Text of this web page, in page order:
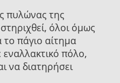
πυλώνας της
όλοι όμως
το πάγιο αίτημα
πόλο,
να διατηρήσει